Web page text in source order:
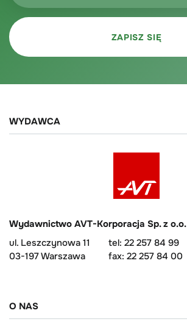
WYDAWCA
Wydawnictwo AVT-Korporacja Sp. z o.o.
ul. Leszczynowa 11
03-197 Warszawa
tel: 22 257 84 99
fax: 22 257 84 00
O NAS